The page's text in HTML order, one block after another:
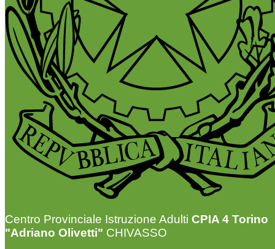
Centro Provinciale Istruzione Adulti CPIA 4 Torino
"Adriano Olivetti" CHIVASSO